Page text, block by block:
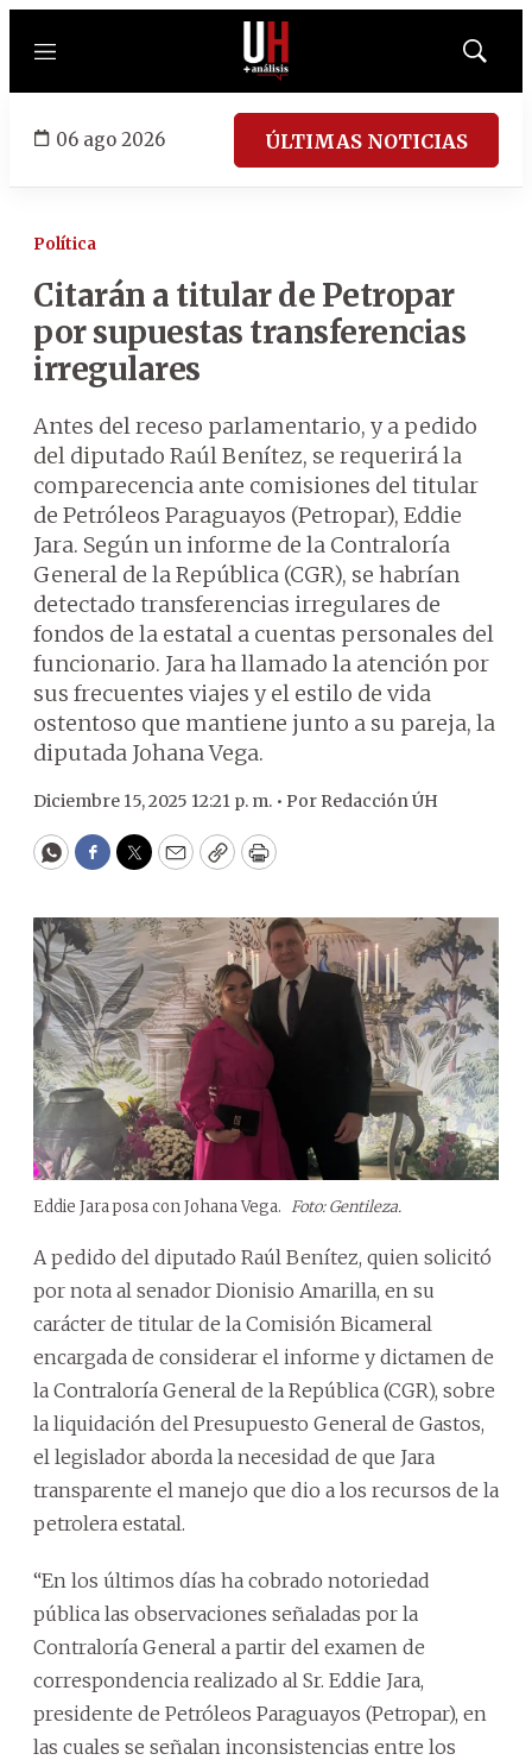
Menú
Mostrar
06 ago 2026 ÚLTIMAS NOTICIAS
Política
Citarán a titular de Petropar
por supuestas transferencias
irregulares
Antes del receso parlamentario, y a pedido
del diputado Raúl Benítez, se requerirá la
comparecencia ante comisiones del titular
de Petróleos Paraguayos (Petropar), Eddie
Jara. Según un informe de la Contraloría
General de la República (CGR), se habrían
detectado transferencias irregulares de
fondos de la estatal a cuentas personales del
funcionario. Jara ha llamado la atención por
sus frecuentes viajes y el estilo de vida
ostentoso que mantiene junto a su pareja, la
diputada Johana Vega.
Diciembre 15, 2025 12:21 p. m. • Por Redacción ÚH
WhatsApp
Facebook
Twitter
EmailCopyPrint
Eddie Jara posa con Johana Vega. Foto: Gentileza.
A pedido del diputado Raúl Benítez, quien solicitó
por nota al senador Dionisio Amarilla, en su
carácter de titular de la Comisión Bicameral
encargada de considerar el informe y dictamen de
la Contraloría General de la República (CGR), sobre
la liquidación del Presupuesto General de Gastos,
el legislador aborda la necesidad de que Jara
transparente el manejo que dio a los recursos de la
petrolera estatal.
“En los últimos días ha cobrado notoriedad
pública las observaciones señaladas por la
Contraloría General a partir del examen de
correspondencia realizado al Sr. Eddie Jara,
presidente de Petróleos Paraguayos (Petropar), en
las cuales se señalan inconsistencias entre los